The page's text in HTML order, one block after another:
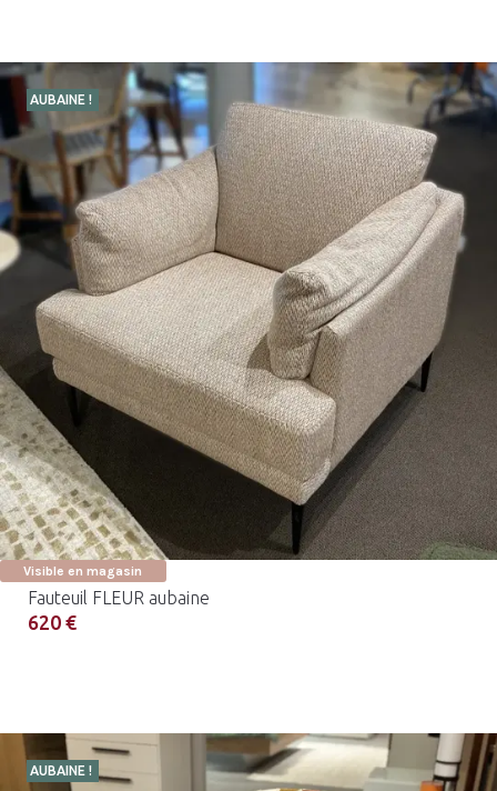
AUBAINE !
Visible en magasin
Fauteuil FLEUR aubaine
620 €
AUBAINE !